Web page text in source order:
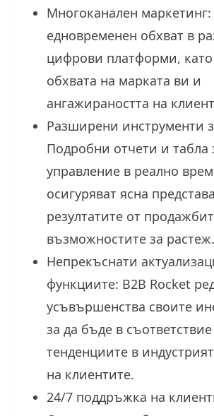
Многоканален
едновременен обхват в
цифрови платформи,
обхвата на марката ви и
ангажираността на
Разширени инструменти
Подробни отчети и табла
управление в реално
осигуряват ясна
резултатите от
възможностите за растеж.
Непрекъснати
функциите: B2B Rocket
усъвършенства своите
за да бъде в съответствие
тенденциите в
на клиентите.
24/7 поддръжка на